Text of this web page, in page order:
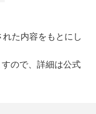
た内容をもとにし
ので、詳細は公式